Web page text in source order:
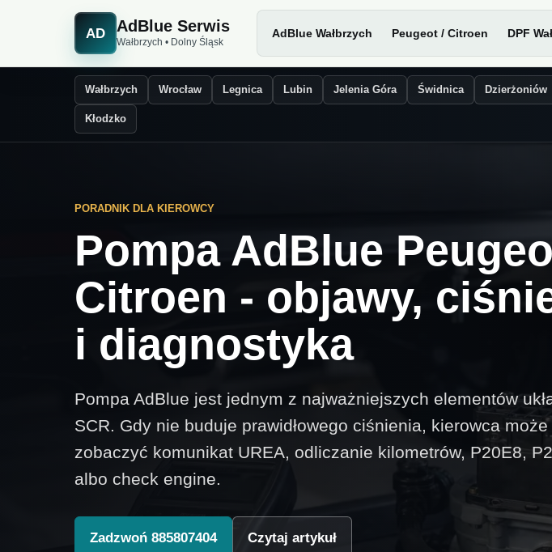
AD AdBlue Serwis
Wałbrzych • Dolny Śląsk
AdBlue Wałbrzych Peugeot / Citroen DPF
Wałbrzych Wrocław Legnica Lubin Jelenia Góra Świdnica Dzierżoniów
Kłodzko
PORADNIK DLA KIEROWCY
Pompa AdBlue
Citroen - objawy,
i diagnostyka
Pompa AdBlue jest jednym z najważniejszych elementów
SCR. Gdy nie buduje prawidłowego ciśnienia, kierowca może
zobaczyć komunikat UREA, odliczanie kilometrów, P20E8,
albo check engine.
Zadzwoń 885807404 Czytaj artykuł